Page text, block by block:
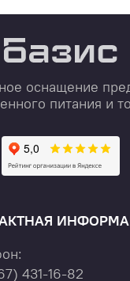
оснащение
питания и
431-16-82